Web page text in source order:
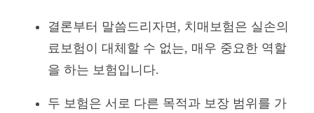
결론부터 말씀드리자면, 치매보험은 실손의
료보험이 대체할 수 없는, 매우 중요한 역할
을 하는 보험입니다.
두 보험은 서로 다른 목적과 보장 범위를 가